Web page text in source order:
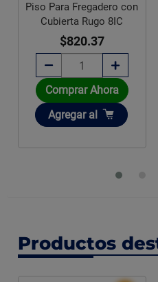
Piso Para Fregadero con
Cubierta Rugo 8IC
$820.37
Comprar Ahora
Añadir
Agregar al
Productos